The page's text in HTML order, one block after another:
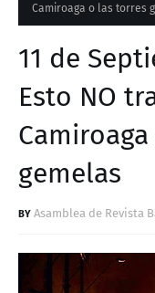
A
Camiroaga o las torres
11 de
Esto NO
gemelas
Asamblea de Revista